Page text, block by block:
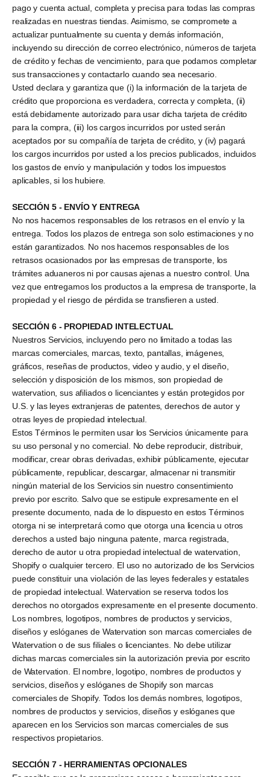
pago y cuenta actual, completa y precisa para todas las compras
realizadas en nuestras tiendas. Asimismo, se compromete a
actualizar puntualmente su cuenta y demás información,
incluyendo su dirección de correo electrónico, números de tarjeta
de crédito y fechas de vencimiento, para que podamos completar
sus transacciones y contactarlo cuando sea necesario.
Usted declara y garantiza que (i) la información de la tarjeta de
crédito que proporciona es verdadera, correcta y completa, (ii)
está debidamente autorizado para usar dicha tarjeta de crédito
para la compra, (iii) los cargos incurridos por usted serán
aceptados por su compañía de tarjeta de crédito, y (iv) pagará
los cargos incurridos por usted a los precios publicados, incluidos
los gastos de envío y manipulación y todos los impuestos
aplicables, si los hubiere.
SECCIÓN 5 - ENVÍO Y ENTREGA
No nos hacemos responsables de los retrasos en el envío y la
entrega. Todos los plazos de entrega son solo estimaciones y no
están garantizados. No nos hacemos responsables de los
retrasos ocasionados por las empresas de transporte, los
trámites aduaneros ni por causas ajenas a nuestro control. Una
vez que entregamos los productos a la empresa de transporte, la
propiedad y el riesgo de pérdida se transfieren a usted.
SECCIÓN 6 - PROPIEDAD INTELECTUAL
Nuestros Servicios, incluyendo pero no limitado a todas las
marcas comerciales, marcas, texto, pantallas, imágenes,
gráficos, reseñas de productos, video y audio, y el diseño,
selección y disposición de los mismos, son propiedad de
watervation, sus afiliados o licenciantes y están protegidos por
U.S. y las leyes extranjeras de patentes, derechos de autor y
otras leyes de propiedad intelectual.
Estos Términos le permiten usar los Servicios únicamente para
su uso personal y no comercial. No debe reproducir, distribuir,
modificar, crear obras derivadas, exhibir públicamente, ejecutar
públicamente, republicar, descargar, almacenar ni transmitir
ningún material de los Servicios sin nuestro consentimiento
previo por escrito. Salvo que se estipule expresamente en el
presente documento, nada de lo dispuesto en estos Términos
otorga ni se interpretará como que otorga una licencia u otros
derechos a usted bajo ninguna patente, marca registrada,
derecho de autor u otra propiedad intelectual de watervation,
Shopify o cualquier tercero. El uso no autorizado de los Servicios
puede constituir una violación de las leyes federales y estatales
de propiedad intelectual. Watervation se reserva todos los
derechos no otorgados expresamente en el presente documento.
Los nombres, logotipos, nombres de productos y servicios,
diseños y eslóganes de Watervation son marcas comerciales de
Watervation o de sus filiales o licenciantes. No debe utilizar
dichas marcas comerciales sin la autorización previa por escrito
de Watervation. El nombre, logotipo, nombres de productos y
servicios, diseños y eslóganes de Shopify son marcas
comerciales de Shopify. Todos los demás nombres, logotipos,
nombres de productos y servicios, diseños y eslóganes que
aparecen en los Servicios son marcas comerciales de sus
respectivos propietarios.
SECCIÓN 7 - HERRAMIENTAS OPCIONALES